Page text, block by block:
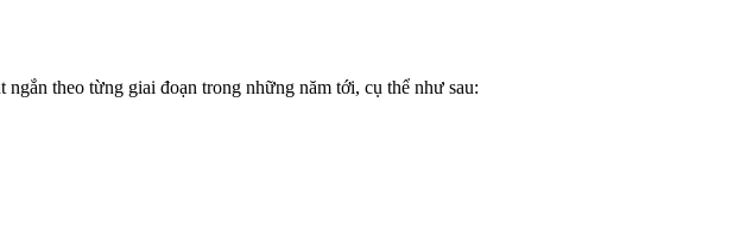
theo từng giai đoạn trong những năm tới, cụ thể như sau: